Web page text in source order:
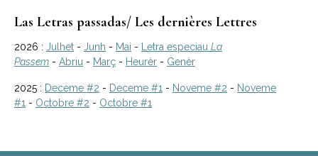
Las Letras passadas/ Les dernières Lettres
2026 : Julhet - Junh - Mai - Letra especiau La
Passem - Abriu - Març - Heurèr - Genèr
2025 : Deceme #2 - Deceme #1 - Noveme #2 - Noveme
#1 - Octobre #2 - Octobre #1